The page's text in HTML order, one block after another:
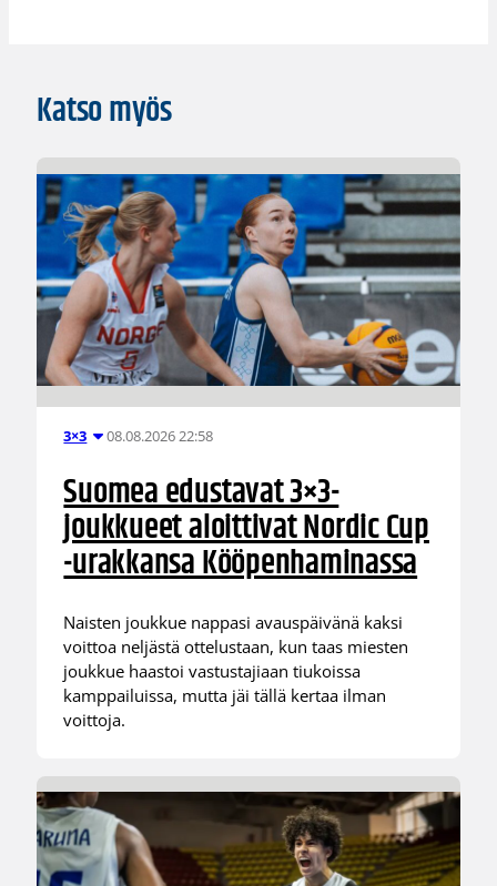
Katso myös
3×3 08.08.2026 22:58
Suomea edustavat 3×3-
joukkueet aloittivat Nordic Cup
-urakkansa Kööpenhaminassa
Naisten joukkue nappasi avauspäivänä kaksi
voittoa neljästä ottelustaan, kun taas miesten
joukkue haastoi vastustajiaan tiukoissa
kamppailuissa, mutta jäi tällä kertaa ilman
voittoja.